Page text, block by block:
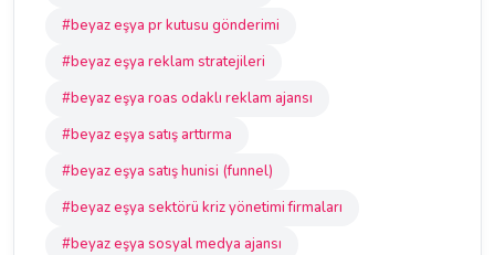
#beyaz eşya pr kutusu gönderimi
#beyaz eşya reklam stratejileri
#beyaz eşya roas odaklı reklam ajansı
#beyaz eşya satış arttırma
#beyaz eşya satış hunisi (funnel)
#beyaz eşya sektörü kriz yönetimi firmaları
#beyaz eşya sosyal medya ajansı